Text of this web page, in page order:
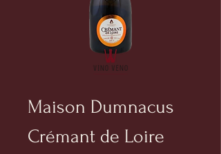
Maison Dumnacus
Crémant de Loire